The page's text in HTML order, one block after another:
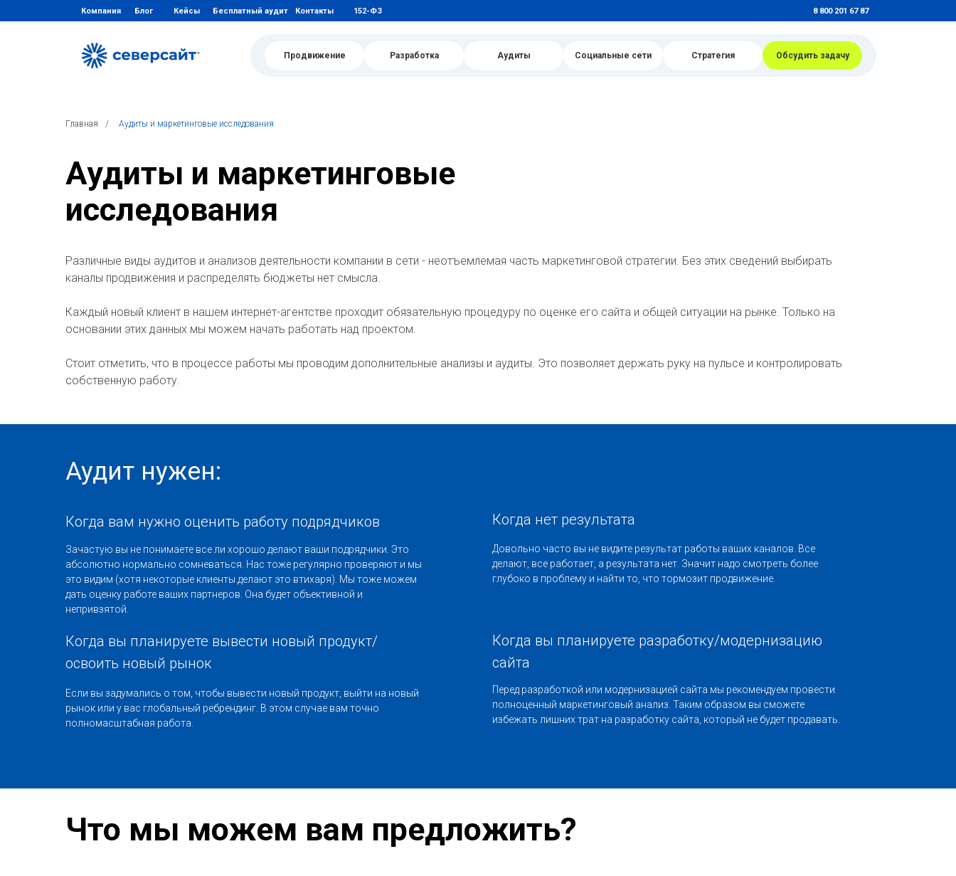
8 800 201 67 87
Компания Блог Кейсы Бесплатный аудит Контакты 152-ФЗ
Продвижение Разработка Аудиты Социальные сети Стратегия Обсудить задачу
Главная / Аудиты и маркетинговые исследования
Аудиты и маркетинговые
исследования
Различные виды аудитов и анализов деятельности компании в сети - неотъемлемая часть маркетинговой стратегии. Без этих сведений выбирать
каналы продвижения и распределять бюджеты нет смысла.
Каждый новый клиент в нашем интернет-агентстве проходит обязательную процедуру по оценке его сайта и общей ситуации на рынке. Только на
основании этих данных мы можем начать работать над проектом.
Стоит отметить, что в процессе работы мы проводим дополнительные анализы и аудиты. Это позволяет держать руку на пульсе и контролировать
собственную работу.
Аудит нужен:
Когда вам нужно оценить работу подрядчиков
Зачастую вы не понимаете все ли хорошо делают ваши подрядчики. Это
абсолютно нормально сомневаться. Нас тоже регулярно проверяют и мы
это видим (хотя некоторые клиенты делают это втихаря). Мы тоже можем
дать оценку работе ваших партнеров. Она будет объективной и
непривзятой.
Когда нет результата
Довольно часто вы не видите результат работы ваших каналов. Все
делают, все работает, а результата нет. Значит надо смотреть более
глубоко в проблему и найти то, что тормозит продвижение.
Когда вы планируете вывести новый продукт/
освоить новый рынок
Если вы задумались о том, чтобы вывести новый продукт, выйти на новый
рынок или у вас глобальный ребрендинг. В этом случае вам точно
полномасштабная работа.
Когда вы планируете разработку/модернизацию
сайта
Перед разработкой или модернизацией сайта мы рекомендуем провести
полноценный маркетинговый анализ. Таким образом вы сможете
избежать лишних трат на разработку сайта, который не будет продавать.
Что мы можем вам предложить?